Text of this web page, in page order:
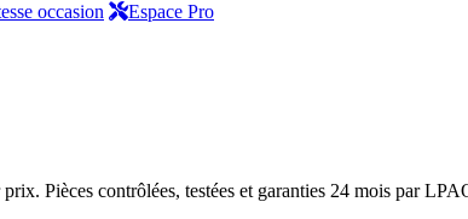
occasion
Espace Pro
Pièces contrôlées, testées et garanties 24 mois par